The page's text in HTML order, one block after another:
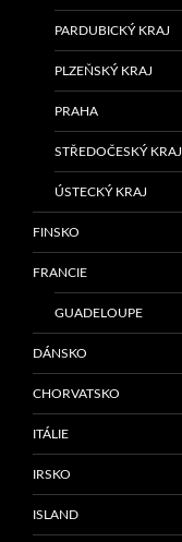
PARDUBICKÝ KRAJ
PLZEŇSKÝ KRAJ
PRAHA
STŘEDOČESKÝ KRAJ
ÚSTECKÝ KRAJ
FINSKO
FRANCIE
GUADELOUPE
DÁNSKO
CHORVATSKO
ITÁLIE
IRSKO
ISLAND